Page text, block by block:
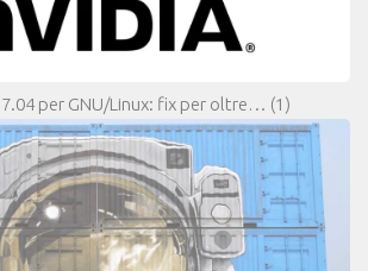
per GNU/Linux: fix per oltre… (1)